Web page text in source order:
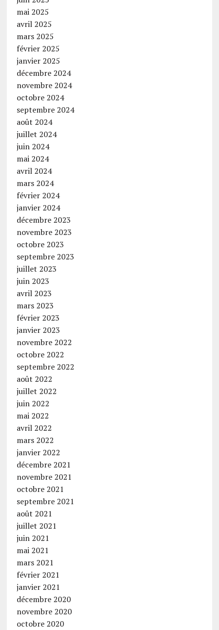
mai 2025
avril 2025
mars 2025
février 2025
janvier 2025
décembre 2024
novembre 2024
octobre 2024
septembre 2024
août 2024
juillet 2024
juin 2024
mai 2024
avril 2024
mars 2024
février 2024
janvier 2024
décembre 2023
novembre 2023
octobre 2023
septembre 2023
juillet 2023
juin 2023
avril 2023
mars 2023
février 2023
janvier 2023
novembre 2022
octobre 2022
septembre 2022
août 2022
juillet 2022
juin 2022
mai 2022
avril 2022
mars 2022
janvier 2022
décembre 2021
novembre 2021
octobre 2021
septembre 2021
août 2021
juillet 2021
juin 2021
mai 2021
mars 2021
février 2021
janvier 2021
décembre 2020
novembre 2020
octobre 2020